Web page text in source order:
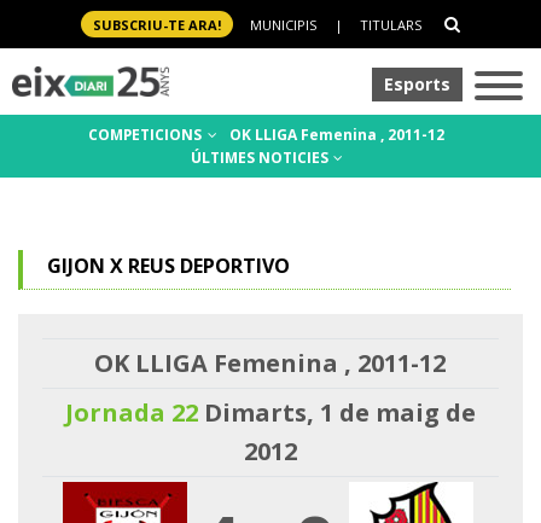
SUBSCRIU-TE ARA! MUNICIPIS | TITULARS
Esports
COMPETICIONS
OK LLIGA Femenina , 2011-12
ÚLTIMES NOTICIES
GIJON X REUS DEPORTIVO
OK LLIGA Femenina , 2011-12
Jornada 22Dimarts, 1 de maig de
2012